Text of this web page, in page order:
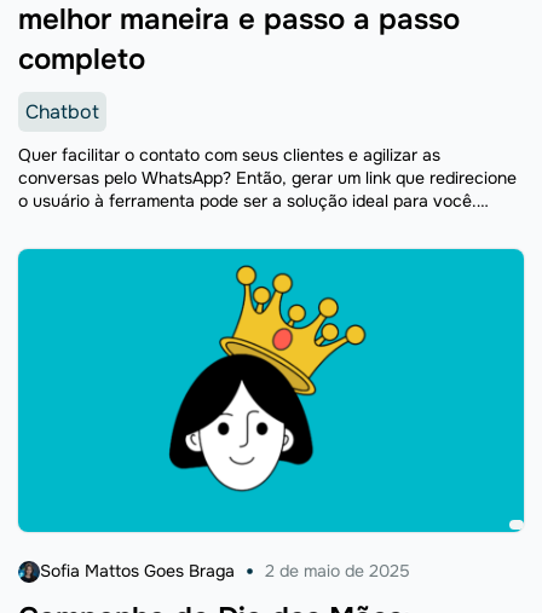
melhor maneira e passo a passo
completo
Chatbot
Quer facilitar o contato com seus clientes e agilizar as
conversas pelo WhatsApp? Então, gerar um link que redirecione
o usuário à ferramenta pode ser a solução ideal para você.
Sofia Mattos Goes Braga 2 de maio de 2025